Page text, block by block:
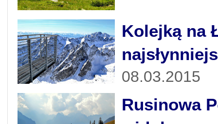
Kolejką na
08.03.2015
Rusinowa